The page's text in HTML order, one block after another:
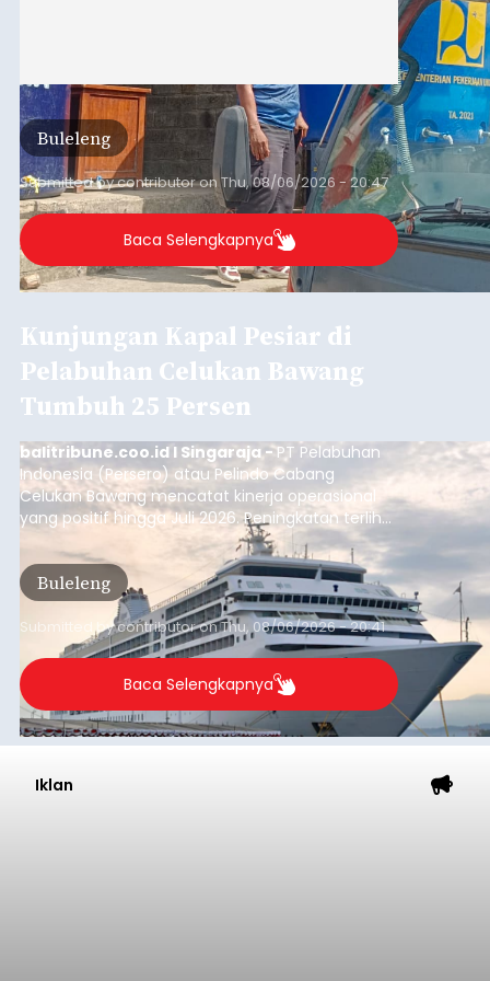
Buleleng
Submitted bycontributoronThu, 08/06/2026 - 20:47
Baca Selengkapnya
Kunjungan Kapal Pesiar di
Pelabuhan Celukan Bawang
Tumbuh 25 Persen
balitribune.coo.id I Singaraja -PT Pelabuhan
Indonesia (Persero) atau Pelindo Cabang
Celukan Bawang mencatat kinerja operasional
yang positif hingga Juli 2026. Peningkatan terlihat
dari arus kapal yang mencapai 1,48 juta Gross
Tonnage (GT), atau tumbuh 12,4 persen
dibandingkan periode yang sama tahun lalu
yang tercatat sebesar 1,32 juta GT.
Buleleng
Submitted bycontributoronThu, 08/06/2026 - 20:41
Baca Selengkapnya
Iklan